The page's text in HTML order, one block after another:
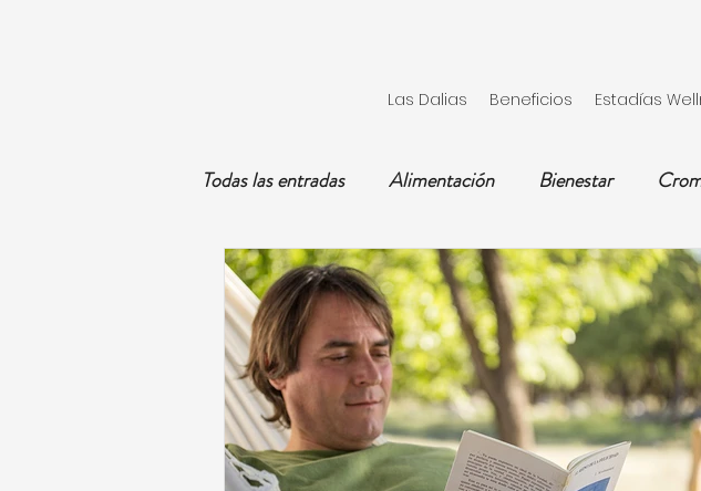
Las Dalias Beneficios Estadías
Todas las entradas Alimentación Bienestar
Hombre Educación Mamá Meditación
Tratamientos Naturales Parejas Salud